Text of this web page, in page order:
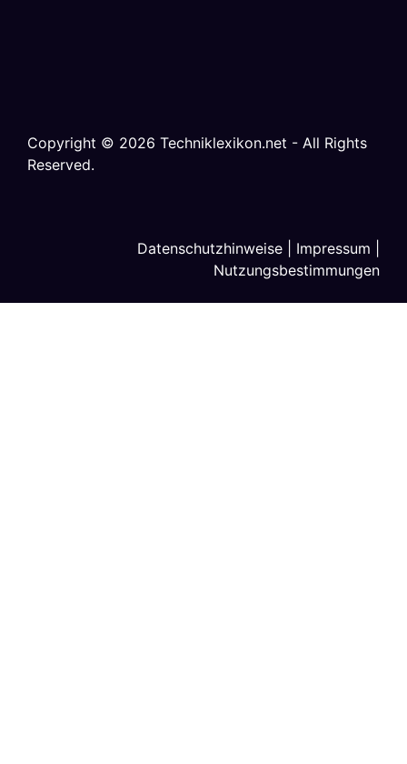
Copyright © 2026 Techniklexikon.net - All Rights
Reserved.
Datenschutzhinweise Impressum
Nutzungsbestimmungen